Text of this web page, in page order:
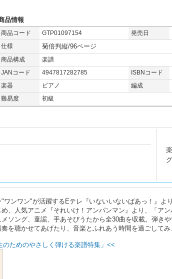
品情報
商品コード GTP01097154 発売日
仕様
菊倍判縦/96ページ
商品構成
楽譜
JANコード
4947817282785 ISBNコード
楽器
ピアノ 編成
難易度
初級
ンワン"が活躍するEテレ『いないいないばあっ！』よ
、人気アニメ『それいけ！アンパンマン』より、「ア
ソング、童謡、手あそびうたから全30曲を収載。弾き
を聴かせてあげたり、音楽とふれあう時間を過ごしてみ
ためのやさしく弾ける楽譜特集」<<